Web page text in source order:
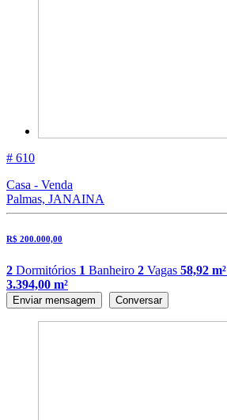
# 610
Casa - Venda
Palmas, JANAINA
R$ 200.000,00
2 Dormitórios 1 Banheiro 2 Vagas 58,92 m²
3.394,00 m²
Enviar mensagem Conversar